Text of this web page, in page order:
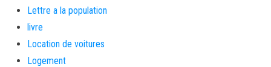
Lettre a la population
livre
Location de voitures
Logement